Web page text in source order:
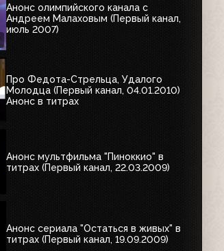
Анонс олимпийского канала с
Андреем Малаховым (Первый канал,
июль 2007)
Про Федота-Стрельца, Удалого
Молодца (Первый канал, 04.01.2010)
Анонс в титрах
Анонс мультфильма "Пиноккио" в
титрах (Первый канал, 22.03.2009)
Анонс сериала "Остаться в живых" в
титрах (Первый канал, 19.09.2009)